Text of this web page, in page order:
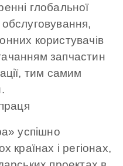
глобальної
користувачів
запчастин
тим самим
успішно
країнах і регіонах,